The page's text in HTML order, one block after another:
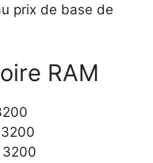
prix de base de
RAM
3200